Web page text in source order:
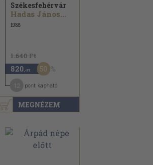
MEGNÉZEM
Székesfehérvár
Hadas János...
1988
1.640 Ft
820 ,-Ft 50
pont kapható